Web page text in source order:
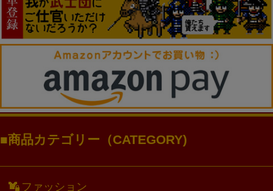
商品カテゴリー（CATEGORY)
ファッション